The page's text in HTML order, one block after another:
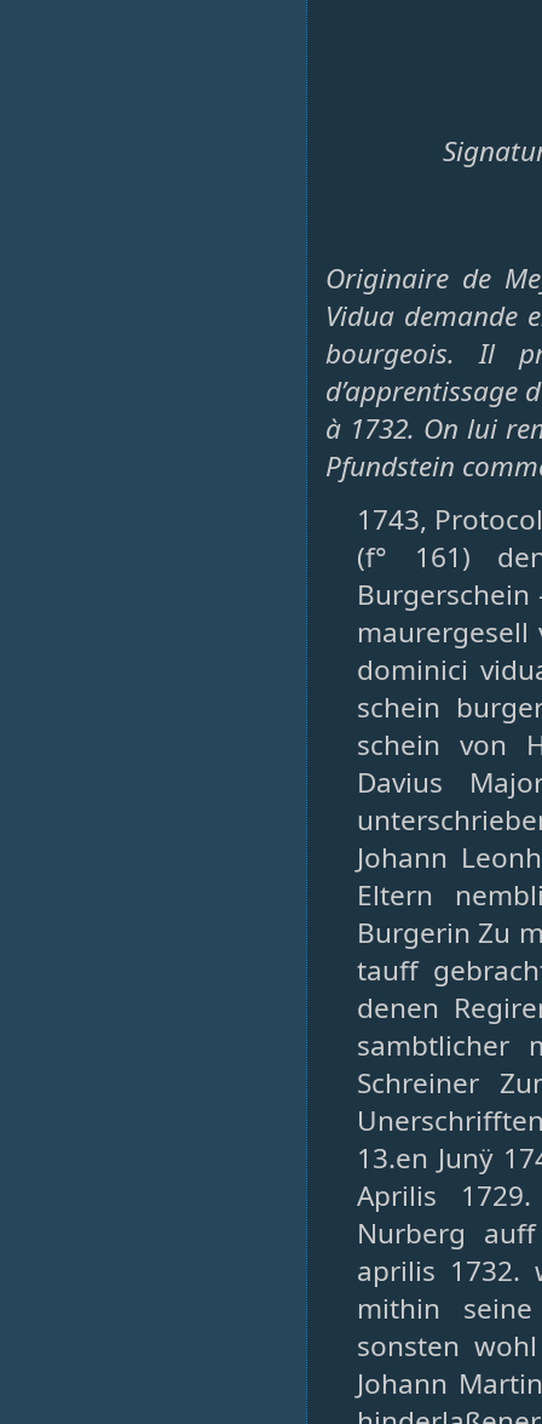
Originaire de
Vidua demande
bourgeois. Il
d’apprentissage
à 1732. On lui
Pfundstein
1743,
(f° 161)
Burgerschein
maurergesell
dominici
schein
schein von
Davius
Johann
Eltern
Burgerin Zu
tauff
denen
sambtlicher
Schreiner
13.en Junÿ
Aprilis
Nurberg
aprilis 1732.
mithin
sonsten
Johann